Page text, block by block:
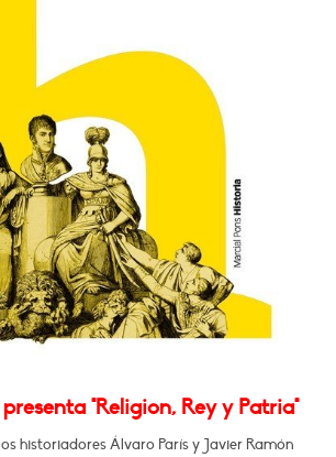
"Religion, Rey y Patria"
historiadores Álvaro París y Javier Ramón